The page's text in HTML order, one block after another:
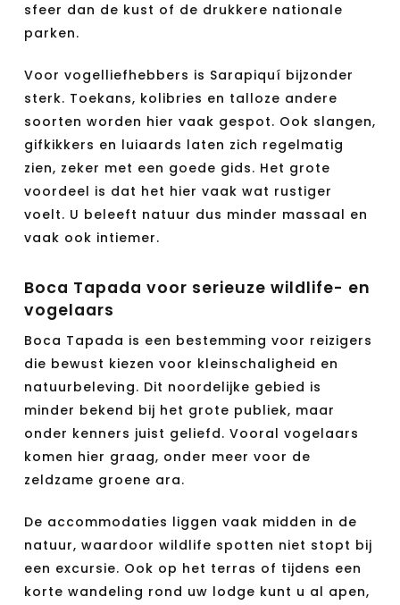
sfeer dan de kust of de drukkere nationale
parken.
Voor vogelliefhebbers is Sarapiquí bijzonder
sterk. Toekans, kolibries en talloze andere
soorten worden hier vaak gespot. Ook slangen,
gifkikkers en luiaards laten zich regelmatig
zien, zeker met een goede gids. Het grote
voordeel is dat het hier vaak wat rustiger
voelt. U beleeft natuur dus minder massaal en
vaak ook intiemer.
Boca Tapada voor serieuze wildlife- en
vogelaars
Boca Tapada is een bestemming voor reizigers
die bewust kiezen voor kleinschaligheid en
natuurbeleving. Dit noordelijke gebied is
minder bekend bij het grote publiek, maar
onder kenners juist geliefd. Vooral vogelaars
komen hier graag, onder meer voor de
zeldzame groene ara.
De accommodaties liggen vaak midden in de
natuur, waardoor wildlife spotten niet stopt bij
een excursie. Ook op het terras of tijdens een
korte wandeling rond uw lodge kunt u al apen,